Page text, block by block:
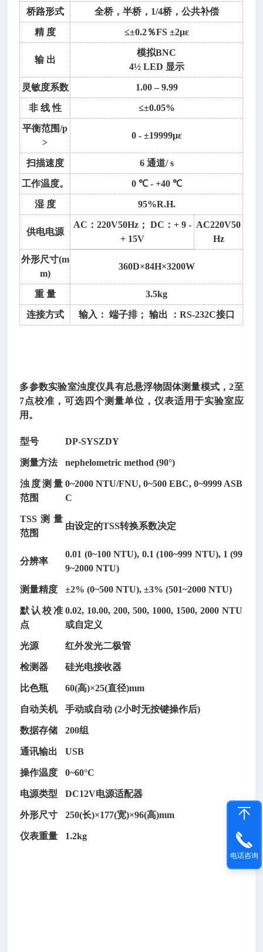
桥路形式 全桥，半桥， 1/4桥，公共补偿
精 度 ≤±0.2％FS ±2με
输 出
模拟BNC
4½ LED 显示
灵敏度系数 1.00 – 9.99
非 线 性 ≤±0.05%
平衡范围/p
>
0 - ±19999με
扫描速度 6 通道/ s
工作温度。 0 ℃ - +40 ℃
湿 度 95%R.H.
供电电源
AC：220V50Hz； DC：+ 9 -
+ 15V
AC220V50
Hz
外形尺寸(m
m)
360D×84H×3200W
重 量 3.5kg
连接方式 输入： 端子排； 输出 ： RS-232C接口
多参数实验室浊度仪具有总悬浮物固体测量模式，2至
7点校准，可选四个测量单位，仪表适用于实验室应
用。
型号 DP-SYSZDY
测量方法 nephelometric method (90°)
浊度测量
范围
0~2000 NTU/FNU, 0~500 EBC, 0~9999 ASB
C
TSS测量
范围
由设定的TSS转换系数决定
分辨率
0.01 (0~100 NTU), 0.1 (100~999 NTU), 1 (99
9~2000 NTU)
测量精度 ±2% (0~500 NTU), ±3% (501~2000 NTU)
默认校准
点
0.02, 10.00, 200, 500, 1000, 1500, 2000 NTU
或自定义
光源 红外发光二极管
检测器 硅光电接收器
比色瓶 60(高)×25(直径)mm
自动关机 手动或自动 (2小时无按键操作后)
数据存储 200组
通讯输出 USB
操作温度 0~60°C
电源类型 DC12V电源适配器
外形尺寸 250(长)×177(宽)×96(高)mm
仪表重量 1.2kg
1
2
张
可
勃
电话咨询